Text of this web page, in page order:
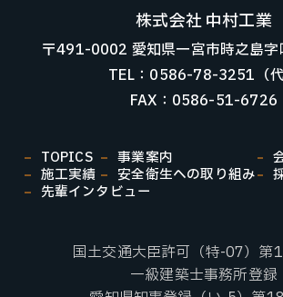
株式会社 中村工業
〒491-0002 愛知県一宮市時之島
TEL：0586-78-3251（代
FAX：0586-51-6726
TOPICS 事業案内
施工実績
安全衛生への取り組み
先輩インタビュー
国土交通大臣許可（特-07）第
一級建築士事務所登録